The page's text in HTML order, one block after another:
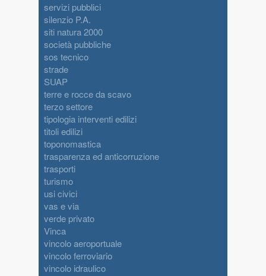
servizi pubblici
silenzio P.A.
siti natura 2000
società pubbliche
sos tecnico
strade
SUAP
terre e rocce da scavo
terzo settore
tipologia interventi edilizi
titoli edilizi
toponomastica
trasparenza ed anticorruzione
trasporti
turismo
usi civici
vas e via
verde privato
Vinca
vincolo aeroportuale
vincolo ferroviario
vincolo idraulico